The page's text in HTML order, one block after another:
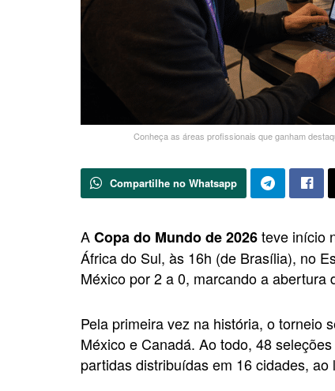
Conheça as áreas profissionais que ganham
Compartilhe no Whatsapp
ACopa do Mundo de 2026teve início
África do Sul, às 16h (de Brasília), no
México por 2 a 0, marcando a abertura
Pela primeira vez na história, o torneio
México e Canadá. Ao todo, 48
partidas distribuídas em 16 cidades, ao